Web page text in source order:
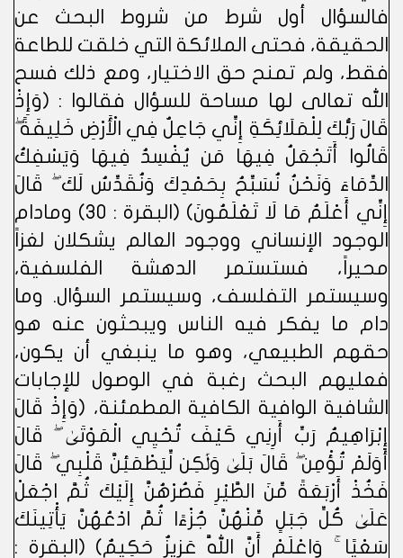
فالسؤال أول شرط من شروط البحث عن
الحقيقة، فحتى الملائكة التي خلقت للطاعة
فقط، ولم تمنح حق الاختيار، ومع ذلك فسح
الله تعالى لها مساحة للسؤال فقالوا : (وَإِذْ
قَالَ رَبُّكَ لِلْمَلَائِكَةِ إِنِّي جَاعِلٌ فِي الْأَرْضِ خَلِيفَةً ۖ
قَالُوا أَتَجْعَلُ فِيهَا مَن يُفْسِدُ فِيهَا وَيَسْفِكُ
الدِّمَاءَ وَنَحْنُ نُسَبِّحُ بِحَمْدِكَ وَنُقَدِّسُ لَكَ ۖ قَالَ
إِنِّي أَعْلَمُ مَا لَا تَعْلَمُونَ) (البقرة : 30) ومادام
الوجود الإنساني ووجود العالم يشكلان لغزاً
محيراً، فستستمر الدهشة الفلسفية،
وسيستمر التفلسف، وسيستمر السؤال. وما
دام ما يفكر فيه الناس ويبحثون عنه هو
حقهم الطبيعي، وهو ما ينبغي أن يكون،
فعليهم البحث رغبة في الوصول للإجابات
الشافية الوافية الكافية المطمئنة، (وَإِذْ قَالَ
إِبْرَاهِيمُ رَبِّ أَرِنِي كَيْفَ تُحْيِي الْمَوْتَىٰ ۖ قَالَ
أَوَلَمْ تُؤْمِن ۖ قَالَ بَلَىٰ وَلَٰكِن لِّيَطْمَئِنَّ قَلْبِي ۖ قَالَ
فَخُذْ أَرْبَعَةً مِّنَ الطَّيْرِ فَصُرْهُنَّ إِلَيْكَ ثُمَّ اجْعَلْ
عَلَىٰ كُلِّ جَبَلٍ مِّنْهُنَّ جُزْءًا ثُمَّ ادْعُهُنَّ يَأْتِينَكَ
سَعْيًا ۚ وَاعْلَمْ أَنَّ اللَّهَ عَزِيزٌ حَكِيمٌ) (البقرة :